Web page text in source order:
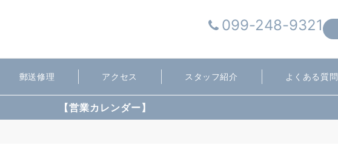
099-248-9321
郵送修理 アクセス スタッフ紹介 よくある質問
【営業カレンダー】